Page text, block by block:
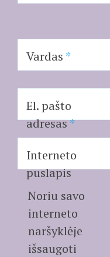
Vardas *
El. pašto
adresas*
Interneto
puslapis
Noriu savo
interneto
naršyklėje
išsaugoti